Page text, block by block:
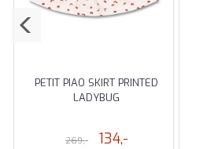
PETIT PIAO SKIRT PRINTED
LADYBUG
269,- 134,-